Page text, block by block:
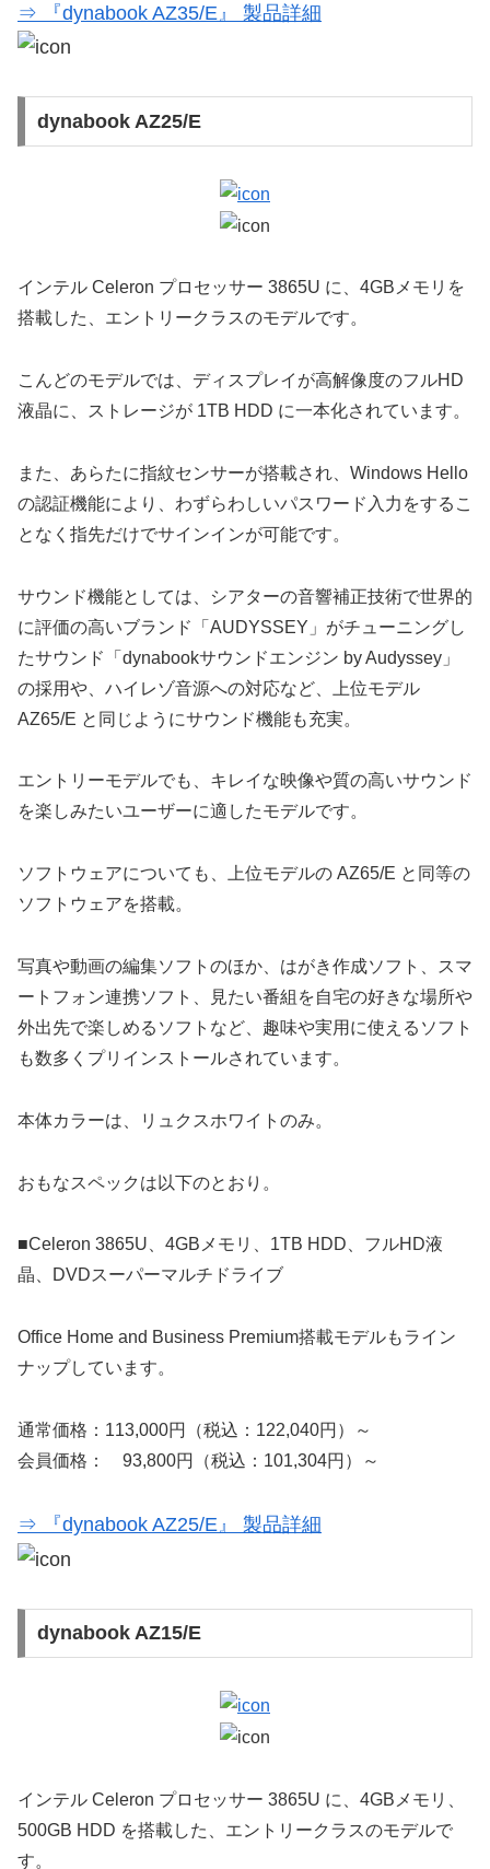
⇒ 『dynabook AZ35/E』 製品詳細
dynabook AZ25/E
インテル Celeron プロセッサー 3865U に、4GBメモリを
搭載した、エントリークラスのモデルです。
こんどのモデルでは、ディスプレイが高解像度のフルHD
液晶に、ストレージが 1TB HDD に一本化されています。
また、あらたに指紋センサーが搭載され、Windows Hello
の認証機能により、わずらわしいパスワード入力をするこ
となく指先だけでサインインが可能です。
サウンド機能としては、シアターの音響補正技術で世界的
に評価の高いブランド「AUDYSSEY」がチューニングし
たサウンド「dynabookサウンドエンジン by Audyssey」
の採用や、ハイレゾ音源への対応など、上位モデル
AZ65/E と同じようにサウンド機能も充実。
エントリーモデルでも、キレイな映像や質の高いサウンド
を楽しみたいユーザーに適したモデルです。
ソフトウェアについても、上位モデルの AZ65/E と同等の
ソフトウェアを搭載。
写真や動画の編集ソフトのほか、はがき作成ソフト、スマ
ートフォン連携ソフト、見たい番組を自宅の好きな場所や
外出先で楽しめるソフトなど、趣味や実用に使えるソフト
も数多くプリインストールされています。
本体カラーは、リュクスホワイトのみ。
おもなスペックは以下のとおり。
■Celeron 3865U、4GBメモリ、1TB HDD、フルHD液
晶、DVDスーパーマルチドライブ
Office Home and Business Premium搭載モデルもライン
ナップしています。
通常価格：113,000円（税込：122,040円）～
会員価格： 93,800円（税込：101,304円）～
⇒ 『dynabook AZ25/E』 製品詳細
dynabook AZ15/E
インテル Celeron プロセッサー 3865U に、4GBメモリ、
500GB HDD を搭載した、エントリークラスのモデルで
す。